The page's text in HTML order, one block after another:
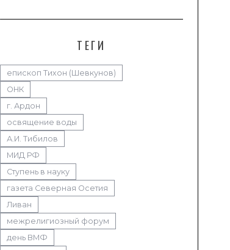
ТЕГИ
епископ Тихон (Шевкунов)
ОНК
г. Ардон
освящение воды
А.И. Тибилов
МИД РФ
Ступень в науку
газета Северная Осетия
Ливан
межрелигиозный форум
день ВМФ